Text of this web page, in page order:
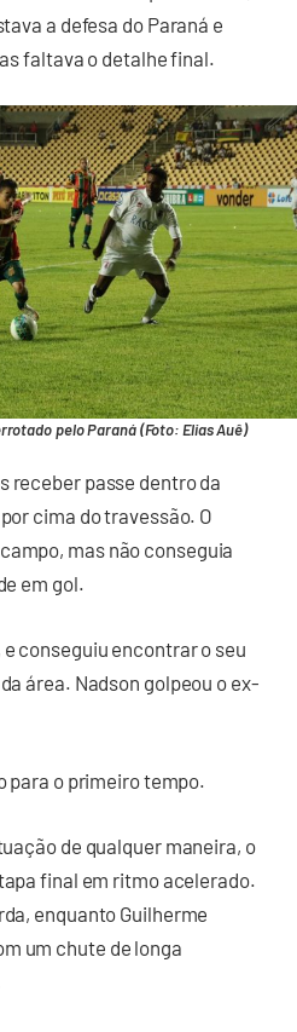
a defesa do Paraná e
faltava o detalhe final.
pelo Paraná (Foto: Elias Auê)
receber passe dentro da
cima do travessão. O
mas não conseguia
em gol.
conseguiu encontrar o seu
área. Nadson golpeou o ex-
para o primeiro tempo.
de qualquer maneira, o
final em ritmo acelerado.
enquanto Guilherme
um chute de longa